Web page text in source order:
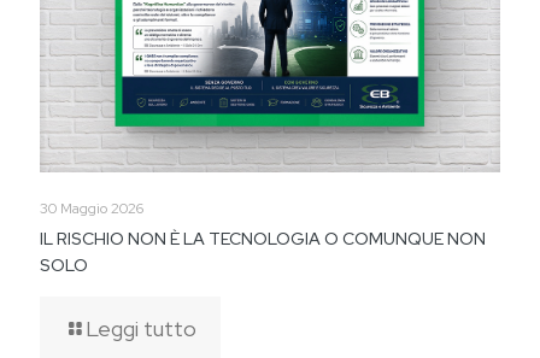
30 Maggio 2026
IL RISCHIO NON È LA TECNOLOGIA O COMUNQUE NON
SOLO
Leggi tutto